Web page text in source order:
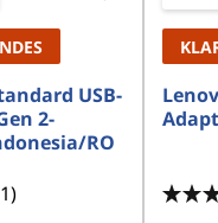
USB-
2-
RO